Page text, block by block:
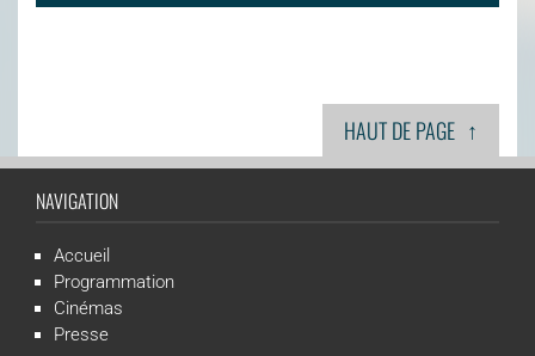
HAUT DE PAGE ↑
NAVIGATION
Accueil
Programmation
Cinémas
Presse